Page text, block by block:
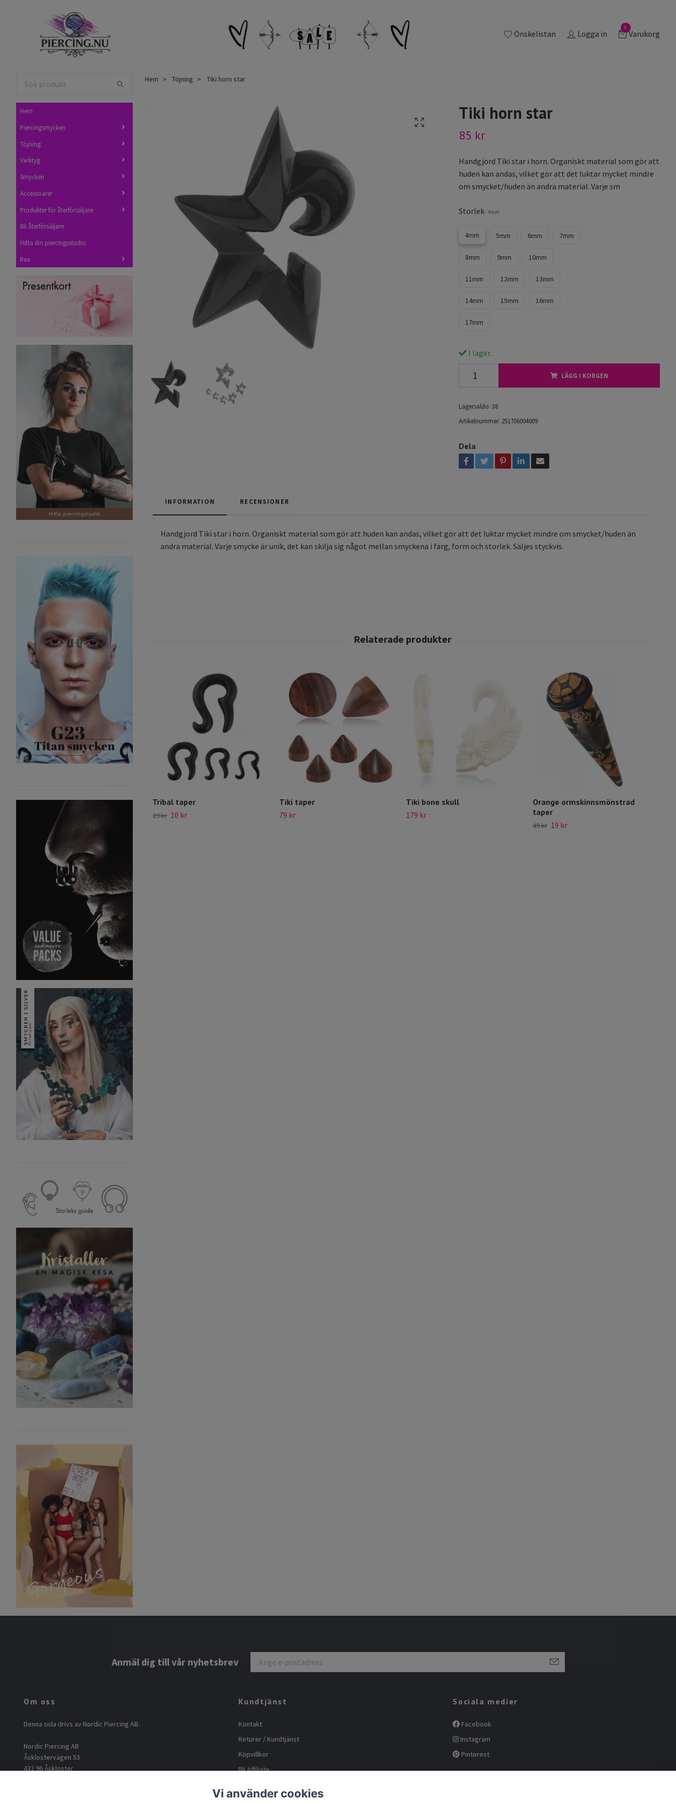
Önskelistan Logga in
0
Varukorg
Hem
Piercingsmycken
Töjning
Verktyg
Smycken
Accessoarer
Produkter för återförsäljare
Bli återförsäljare
Hitta din piercingsstudio
Rea
Hem Töjning Tiki horn star
Tiki horn star
85 kr
Handgjord Tiki star i horn. Organiskt material som gör att
huden kan andas, vilket gör att det luktar mycket mindre
om smycket/huden än andra material. Varje sm
Storlek 4mm
4mm 5mm 6mm 7mm
8mm 9mm 10mm
11mm 12mm 13mm
14mm 15mm 16mm
17mm
I lager.
LÄGG I KORGEN
Lagersaldo: 38
Artikelnummer: 251706004009
Dela
INFORMATION RECENSIONER
Handgjord Tiki star i horn. Organiskt material som gör att huden kan andas, vilket gör att det luktar mycket mindre om smycket/huden än
andra material. Varje smycke är unik, det kan skilja sig något mellan smyckena i färg, form och storlek. Säljes styckvis.
Tribal taper
29 kr 10 kr
Tiki taper
79 kr
Tiki bone skull
179 kr
Orange ormskinnsmönstrad
taper
49 kr 19 kr
Anmäl dig till vår nyhetsbrev
Om oss
Denna sida drivs av Nordic Piercing AB.
Nordic Piercing AB
Åsklostervägen 53
432 96 Åskloster
Kundtjänst
Kontakt
Returer / Kundtjänst
Köpvillkor
Bli Affiliate
Body positive
Sociala medier
Facebook
Instagram
Pinterest
Vi använder cookies